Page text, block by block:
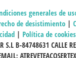
generales de
de desistimiento |
| Política de cookies
S.L B-84748631 CALLE